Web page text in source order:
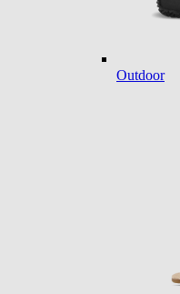
Outdoor